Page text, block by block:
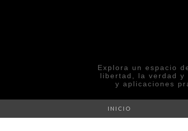
Explora un espacio
libertad, la verdad y
y aplicaciones
INICIO